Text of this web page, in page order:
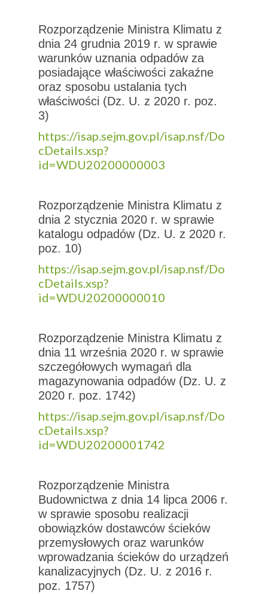
Rozporządzenie Ministra Klimatu z
dnia 24 grudnia 2019 r. w sprawie
warunków uznania odpadów za
posiadające właściwości zakaźne
oraz sposobu ustalania tych
właściwości (Dz. U. z 2020 r. poz.
3)
https://isap.sejm.gov.pl/isap.nsf/Do
cDetails.xsp?
id=WDU20200000003
Rozporządzenie Ministra Klimatu z
dnia 2 stycznia 2020 r. w sprawie
katalogu odpadów (Dz. U. z 2020 r.
poz. 10)
https://isap.sejm.gov.pl/isap.nsf/Do
cDetails.xsp?
id=WDU20200000010
Rozporządzenie Ministra Klimatu z
dnia 11 września 2020 r. w sprawie
szczegółowych wymagań dla
magazynowania odpadów (Dz. U. z
2020 r. poz. 1742)
https://isap.sejm.gov.pl/isap.nsf/Do
cDetails.xsp?
id=WDU20200001742
Rozporządzenie Ministra
Budownictwa z dnia 14 lipca 2006 r.
w sprawie sposobu realizacji
obowiązków dostawców ścieków
przemysłowych oraz warunków
wprowadzania ścieków do urządzeń
kanalizacyjnych (Dz. U. z 2016 r.
poz. 1757)